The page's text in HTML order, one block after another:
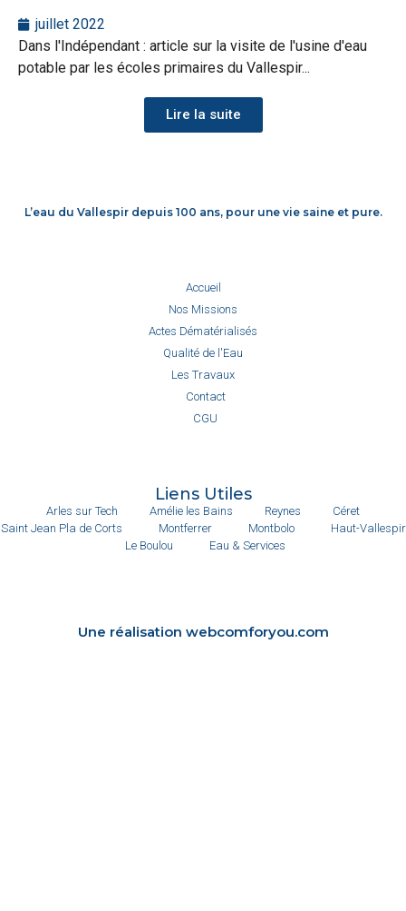
juillet 2022
Dans l'Indépendant : article sur la visite de l'usine d'eau
potable par les écoles primaires du Vallespir...
Lire la suite
L’eau du Vallespir depuis 100 ans, pour une vie saine et pure.
Accueil
Nos Missions
Actes Dématérialisés
Qualité de l'Eau
Les Travaux
Contact
CGU
Liens Utiles
Arles sur Tech Amélie les Bains Reynes
Céret
Saint Jean Pla de Corts
Montferrer Montbolo
Haut-Vallespir
Le Boulou
Eau & Services
Une réalisation webcomforyou.com